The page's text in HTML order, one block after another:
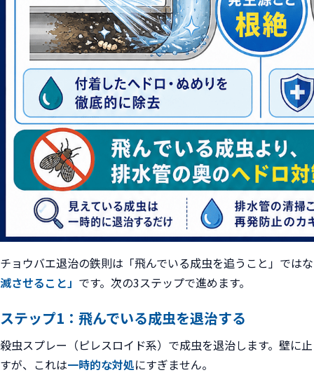
チョウバエ退治の鉄則は「飛んでいる成虫を追うこと」では
滅させること」 です。次の3ステップで進めます。
ステップ1：飛んでいる成虫を退治する
殺虫スプレー（ピレスロイド系）で成虫を退治します。壁に
すが、これは一時的な対処にすぎません。